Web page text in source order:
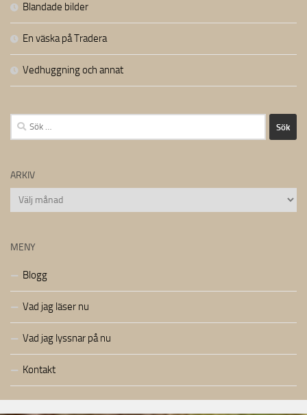
Blandade bilder
En väska på Tradera
Vedhuggning och annat
Sök
efter:
ARKIV
Arkiv
MENY
Blogg
Vad jag läser nu
Vad jag lyssnar på nu
Kontakt